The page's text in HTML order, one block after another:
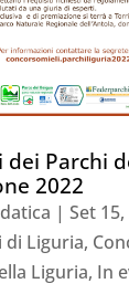
dei Parchi
2022
| Set
di Liguria,
Liguria, In